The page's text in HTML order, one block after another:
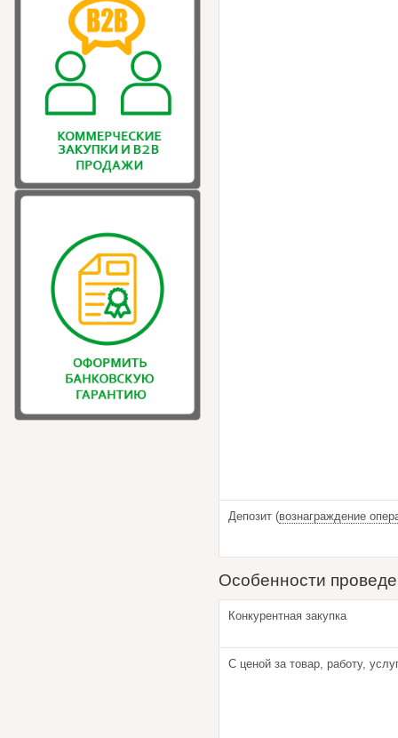
Депозит (вознаграждение
Особенности
Конкурентная закупка
С ценой за товар, работу,